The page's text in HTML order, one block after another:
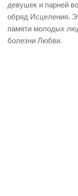
девушек и парней
обряд Исцеления.
памяти молодых
болезни Любви.